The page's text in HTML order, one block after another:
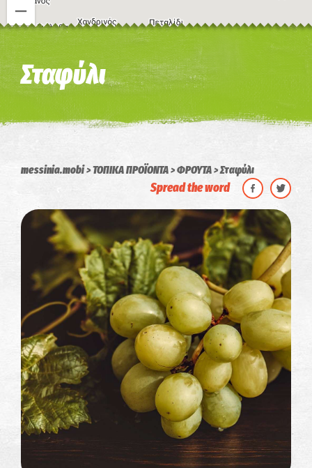
Η εικόνα ενδέχεται να υπόκειται σε πνευματικά δικαιώματα Όροι
Σταφύλι
messinia.mobi ΤΟΠΙΚΑ ΠΡΟΪΟΝΤΑ ΦΡΟΥΤΑ Σταφύλι
Spread the word